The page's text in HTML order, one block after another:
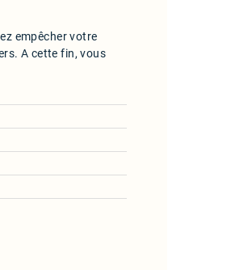
empêcher votre
A cette fin, vous